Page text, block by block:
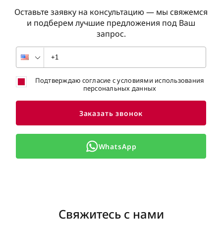
Оставьте заявку на консультацию — мы свяжемся
и подберем лучшие предложения под Ваш
запрос.
Подтверждаю согласие с условиями использования
персональных данных
Заказать звонок
WhatsApp
Свяжитесь с нами